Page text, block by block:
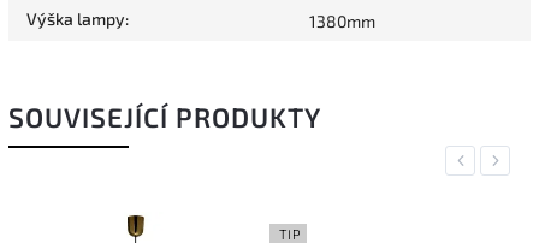
Výška lampy: 1380mm
SOUVISEJÍCÍ PRODUKTY
Previous
TIP
Next